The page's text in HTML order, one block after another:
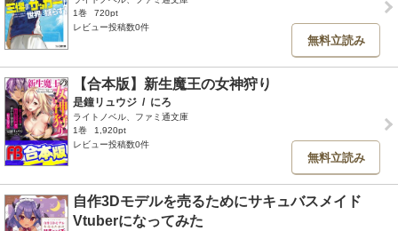
1巻
720pt
レビュー投稿数0件
無料立読み
【合本版】新生魔王の女神狩り
是鐘リュウジ / にろ
ライトノベル、ファミ通文庫
1巻
1,920pt
レビュー投稿数0件
無料立読み
自作3Dモデルを売るためにサキュバスメイド
Vtuberになってみた